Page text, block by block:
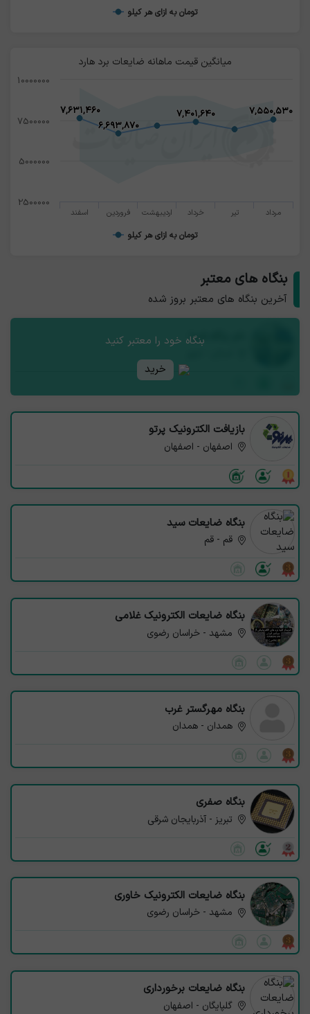
تومان به ازای هر کیلو
میانگین قیمت ماهانه ضایعات برد هارد
۷,۶۳۱,۴۶۰
۷,۶۳۱,۴۶۰
۶,۶۹۳,۸۷۰
۶,۶۹۳,۸۷۰
۷,۴۰۱,۶۴۰
۷,۴۰۱,۶۴۰ ۷,۵۵۰,۵۳۰
۷,۵۵۰,۵۳۰
تومان به ازای هر کیلو
اسفند فروردین اردیبهشت خرداد تیر مرداد
2500000
5000000
7500000
10000000
بنگاه های معتبر
آخرین بنگاه های معتبر بروز شده
بنگاه خود را معتبر کنید
خرید
نام بنگاه شما
بازیافت الکترونیک پرتو
اصفهان - اصفهان
بنگاه ضایعات سید
قم - قم
بنگاه ضایعات الکترونیک غلامی
مشهد - خراسان رضوی
بنگاه مهرگستر غرب
همدان - همدان
بنگاه صفری
تبریز - آذربایجان شرقی
بنگاه ضایعات الکترونیک خاوری
مشهد - خراسان رضوی
بنگاه ضایعات برخورداری
گلپایگان - اصفهان